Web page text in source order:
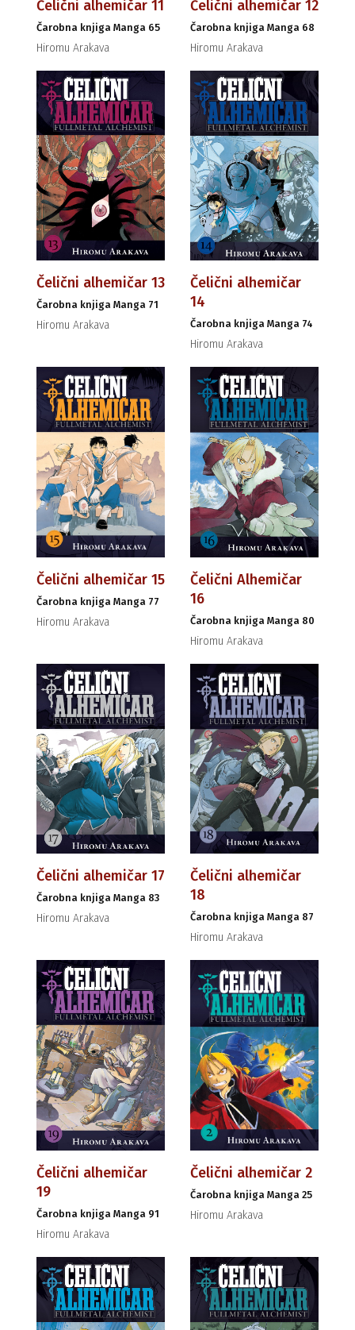
Čelični alhemičar 11
Čarobna knjiga Manga 65
Hiromu Arakava
Čelični alhemičar 12
Čarobna knjiga Manga 68
Hiromu Arakava
Čelični alhemičar 13
Čarobna knjiga Manga 71
Hiromu Arakava
Čelični alhemičar
14
Čarobna knjiga Manga 74
Hiromu Arakava
Čelični alhemičar 15
Čarobna knjiga Manga 77
Hiromu Arakava
Čelični Alhemičar
16
Čarobna knjiga Manga 80
Hiromu Arakava
Čelični alhemičar 17
Čarobna knjiga Manga 83
Hiromu Arakava
Čelični alhemičar
18
Čarobna knjiga Manga 87
Hiromu Arakava
Čelični alhemičar
19
Čarobna knjiga Manga 91
Hiromu Arakava
Čelični alhemičar 2
Čarobna knjiga Manga 25
Hiromu Arakava